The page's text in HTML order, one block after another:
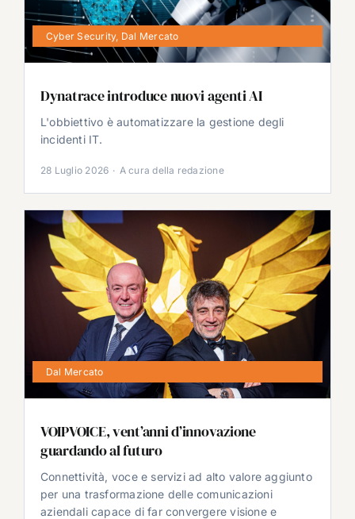
Cyber Security, Dal Mercato
Dynatrace introduce nuovi agenti AI
L'obbiettivo è automatizzare la gestione degli
incidenti IT.
28 Luglio 2026 · A cura della redazione
Dal Mercato
VOIPVOICE, vent’anni d’innovazione
guardando al futuro
Connettività, voce e servizi ad alto valore aggiunto
per una trasformazione delle comunicazioni
aziendali capace di far convergere visione e